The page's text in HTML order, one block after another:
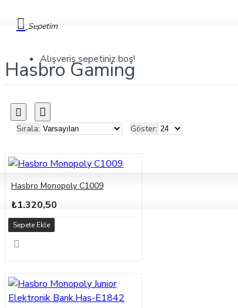
Sepetim
Alışveriş sepetiniz boş!
Markalar
Hasbro Gaming
Sırala: Göster:
Hasbro Monopoly C1009
₺1.320,50
Sepete Ekle